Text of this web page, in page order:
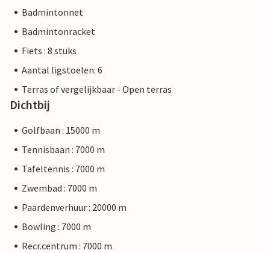
Badmintonnet
Badmintonracket
Fiets : 8 stuks
Aantal ligstoelen: 6
Terras of vergelijkbaar - Open terras
Dichtbij
Golfbaan : 15000 m
Tennisbaan : 7000 m
Tafeltennis : 7000 m
Zwembad : 7000 m
Paardenverhuur : 20000 m
Bowling : 7000 m
Recr.centrum : 7000 m